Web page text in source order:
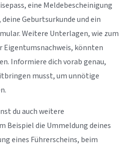
eine Meldebescheinigung
Geburtsurkunde und ein
Weitere Unterlagen, wie zum
Eigentumsnachweis, könnten
Informiere dich vorab genau,
musst, um unnötige
du auch weitere
Beispiel die Ummeldung deines
eines Führerscheins, beim